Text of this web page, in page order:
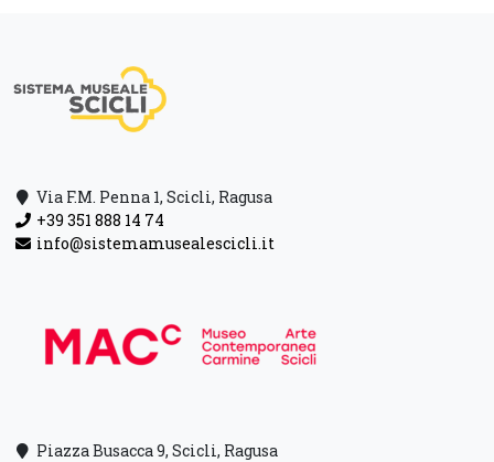
Via F.M. Penna 1, Scicli, Ragusa
+39 351 888 14 74
info@sistemamusealescicli.it
Piazza Busacca 9, Scicli, Ragusa